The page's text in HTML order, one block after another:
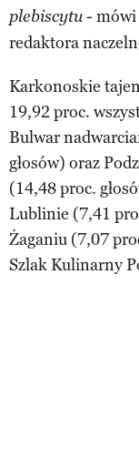
plebiscytu- mówi
redaktora
Karkonoskie
19,92 proc.
Bulwar
głosów) oraz
(14,48 proc.
Lublinie (7,41
Żaganiu (7,07
Szlak Kulinarny